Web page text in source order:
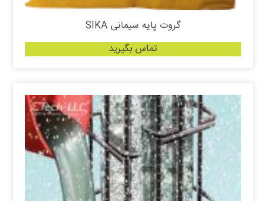
گروت پایه سیمانی SIKA
تماس بگیرید